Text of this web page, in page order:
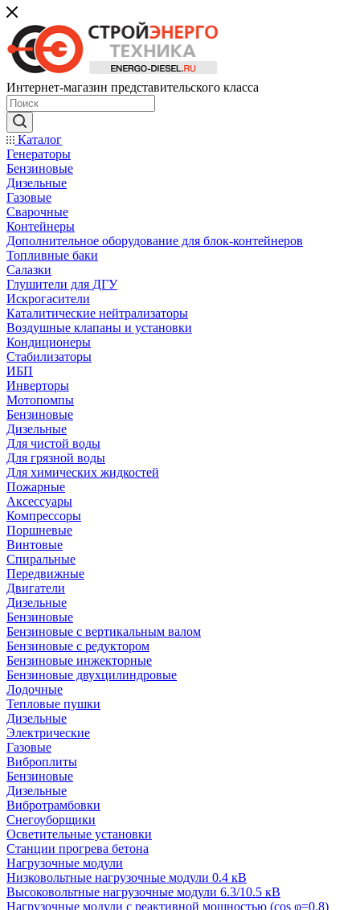
Интернет-магазин представительского класса
Каталог
Генераторы
Бензиновые
Дизельные
Газовые
Сварочные
Контейнеры
Дополнительное оборудование для блок-контейнеров
Топливные баки
Салазки
Глушители для ДГУ
Искрогасители
Каталитические нейтрализаторы
Воздушные клапаны и установки
Кондиционеры
Стабилизаторы
ИБП
Инверторы
Мотопомпы
Бензиновые
Дизельные
Для чистой воды
Для грязной воды
Для химических жидкостей
Пожарные
Аксессуары
Компрессоры
Поршневые
Винтовые
Спиральные
Передвижные
Двигатели
Дизельные
Бензиновые
Бензиновые с вертикальным валом
Бензиновые с редуктором
Бензиновые инжекторные
Бензиновые двухцилиндровые
Лодочные
Тепловые пушки
Дизельные
Электрические
Газовые
Виброплиты
Бензиновые
Дизельные
Вибротрамбовки
Снегоуборщики
Осветительные установки
Станции прогрева бетона
Нагрузочные модули
Низковольтные нагрузочные модули 0.4 кВ
Высоковольтные нагрузочные модули 6.3/10.5 кВ
Нагрузочные модули с реактивной мощностью (cos φ=0.8)